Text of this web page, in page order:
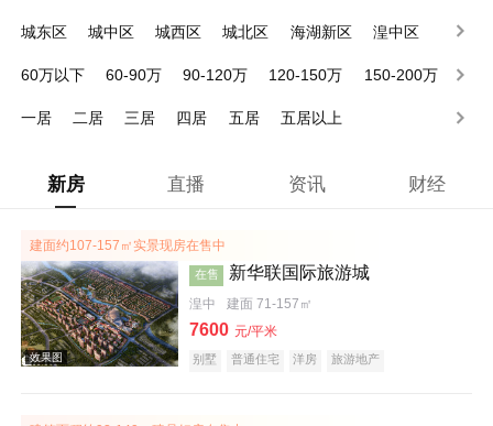
城东区 城中区 城西区 城北区 海湖新区
湟中区
60万以下
60-90万 90-120万 120-150万
150-200万
一居
二居 三居 四居 五居 五居以上
新房 直播 资讯 财经
建面约107-157㎡实景现房在售中
在售 新华联国际旅游城
湟中 建面 71-157㎡
7600 元/平米
别墅 普通住宅 洋房
旅游地产